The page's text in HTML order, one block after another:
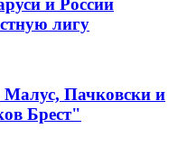
и России
лигу
Малус, Пачковски и
Брест"